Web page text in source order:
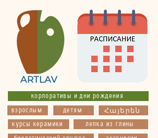
корпоративы и дни рождения
детям
взрослым Հայերեն
лепка из глины
курсы керамики